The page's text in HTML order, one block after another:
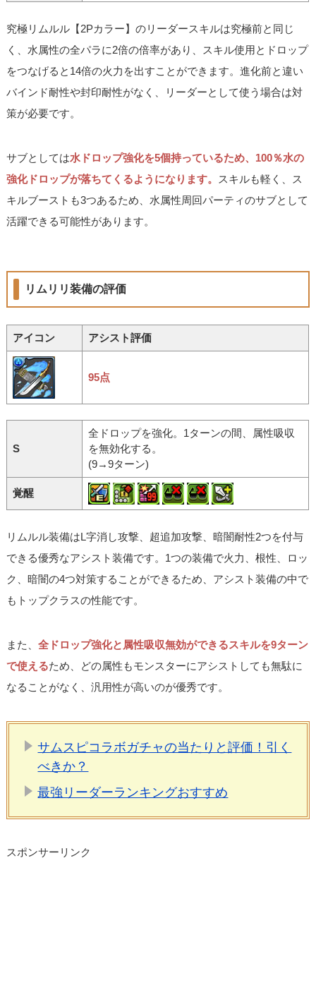
究極リムルル【2Pカラー】のリーダースキルは究極前と同じ
く、水属性の全パラに2倍の倍率があり、スキル使用とドロップ
をつなげると14倍の火力を出すことができます。進化前と違い
バインド耐性や封印耐性がなく、リーダーとして使う場合は対
策が必要です。
サブとしては水ドロップ強化を5個持っているため、100％水の
強化ドロップが落ちてくるようになります。 スキルも軽く、ス
キルブーストも3つあるため、水属性周回パーティのサブとして
活躍できる可能性があります。
リムリリ装備の評価
アイコン アシスト評価
95点
S
全ドロップを強化。1ターンの間、属性吸収
を無効化する。
(9→9ターン)
覚醒
リムルル装備はL字消し攻撃、超追加攻撃、暗闇耐性2つを付与
できる優秀なアシスト装備です。1つの装備で火力、根性、ロッ
ク、暗闇の4つ対策することができるため、アシスト装備の中で
もトップクラスの性能です。
また、全ドロップ強化と属性吸収無効ができるスキルを9ターン
で使えるため、どの属性もモンスターにアシストしても無駄に
なることがなく、汎用性が高いのが優秀です。
サムスピコラボガチャの当たりと評価！引く
べきか？
最強リーダーランキングおすすめ
スポンサーリンク